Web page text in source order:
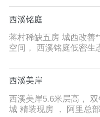
西溪铭庭
蒋村稀缺五房 城西改善
空间， 西溪铭庭低密生
西溪美岸
西溪美岸5.6米层高，
城 精装现房 ， 阿里总